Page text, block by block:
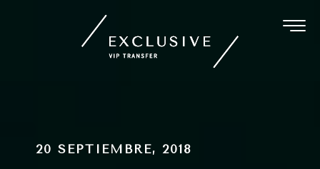
20 SEPTIEMBRE, 2018
Navegación